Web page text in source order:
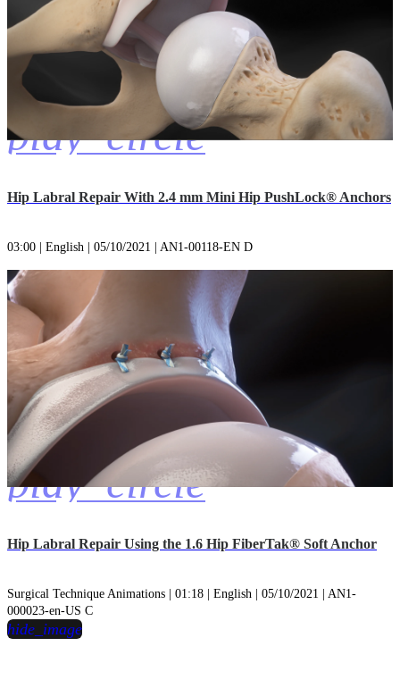
play_circle
Hip Labral Repair With 2.4 mm Mini Hip PushLock® Anchors
03:00 | English | 05/10/2021 | AN1-00118-EN D
play_circle
Hip Labral Repair Using the 1.6 Hip FiberTak® Soft Anchor
Surgical Technique Animations | 01:18 | English | 05/10/2021 | AN1-
000023-en-US C
hide_image